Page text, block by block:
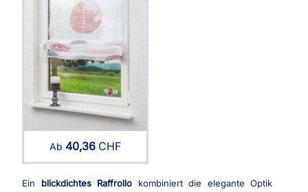
Ab 40,36 CHF
Ein blickdichtes Raffrollo kombiniert die elegante Optik